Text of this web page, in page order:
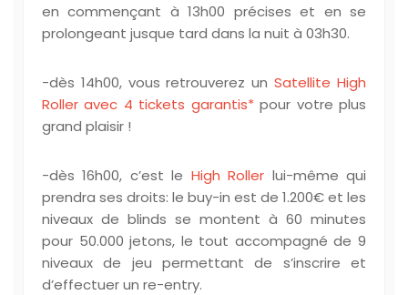
en commençant à 13h00 précises et en se
prolongeant jusque tard dans la nuit à 03h30.
-dès 14h00, vous retrouverez unSatellite High
Roller avec 4 tickets garantis*pour votre plus
grand plaisir !
-dès 16h00, c’est le High Roller lui-même qui
prendra ses droits: le buy-in est de 1.200€ et les
niveaux de blinds se montent à 60 minutes
pour 50.000 jetons, le tout accompagné de 9
niveaux de jeu permettant de s’inscrire et
d’effectuer un re-entry.